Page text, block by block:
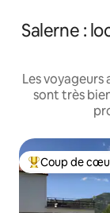
Salerne :
Les
sont très
Coups de cœur
Coup de